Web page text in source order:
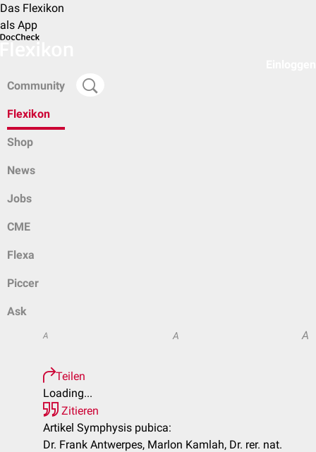
Das Flexikon
als App
Community
Flexikon
Shop
News
Jobs
CME
Flexa
Piccer
Ask
A A A
Teilen
Loading...
Zitieren
Artikel Symphysis pubica:
Dr. Frank Antwerpes, Marlon Kamlah, Dr. rer. nat.